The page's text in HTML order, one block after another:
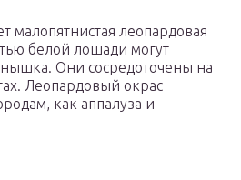
малопятнистая леопардовая
белой лошади могут
Они сосредоточены на
Леопардовый окрас
как аппалуза и